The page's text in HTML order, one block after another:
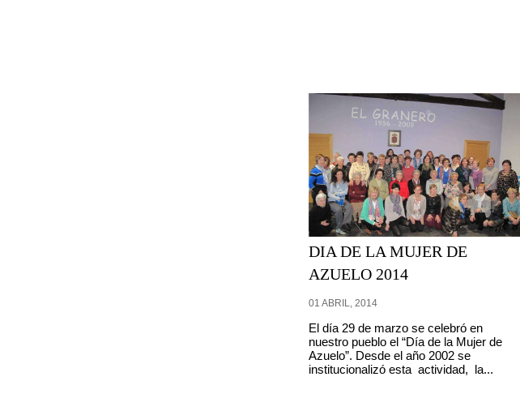
DIA DE LA MUJER DE
AZUELO 2014
01 ABRIL, 2014
El día 29 de marzo se celebró en
nuestro pueblo el “Día de la Mujer de
Azuelo”. Desde el año 2002 se
institucionalizó esta actividad, la...